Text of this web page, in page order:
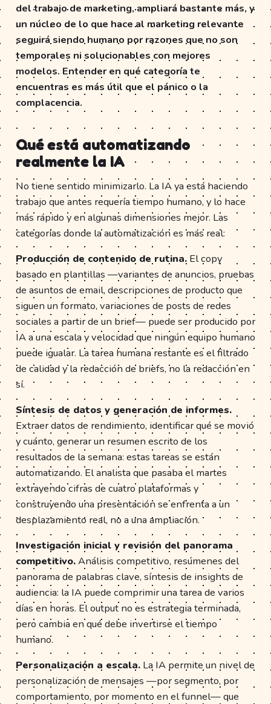
del trabajo de marketing, ampliará bastante más, y
un núcleo de lo que hace al marketing relevante
seguirá siendo humano por razones que no son
temporales ni solucionables con mejores
modelos. Entender en qué categoría te
encuentras es más útil que el pánico o la
complacencia.
Qué está automatizando
realmente la IA
No tiene sentido minimizarlo. La IA ya está haciendo
trabajo que antes requería tiempo humano, y lo hace
más rápido y en algunas dimensiones mejor. Las
categorías donde la automatización es más real:
Producción de contenido de rutina. El copy
basado en plantillas —variantes de anuncios, pruebas
de asuntos de email, descripciones de producto que
siguen un formato, variaciones de posts de redes
sociales a partir de un brief— puede ser producido por
IA a una escala y velocidad que ningún equipo humano
puede igualar. La tarea humana restante es el filtrado
de calidad y la redacción de briefs, no la redacción en
sí.
Síntesis de datos y generación de informes.
Extraer datos de rendimiento, identificar qué se movió
y cuánto, generar un resumen escrito de los
resultados de la semana: estas tareas se están
automatizando. El analista que pasaba el martes
extrayendo cifras de cuatro plataformas y
construyendo una presentación se enfrenta a un
desplazamiento real, no a una ampliación.
Investigación inicial y revisión del panorama
competitivo.Análisis competitivo, resúmenes del
panorama de palabras clave, síntesis de insights de
audiencia: la IA puede comprimir una tarea de varios
días en horas. El output no es estrategia terminada,
pero cambia en qué debe invertirse el tiempo
humano.
Personalización a escala. La IA permite un nivel de
personalización de mensajes —por segmento, por
comportamiento, por momento en el funnel— que